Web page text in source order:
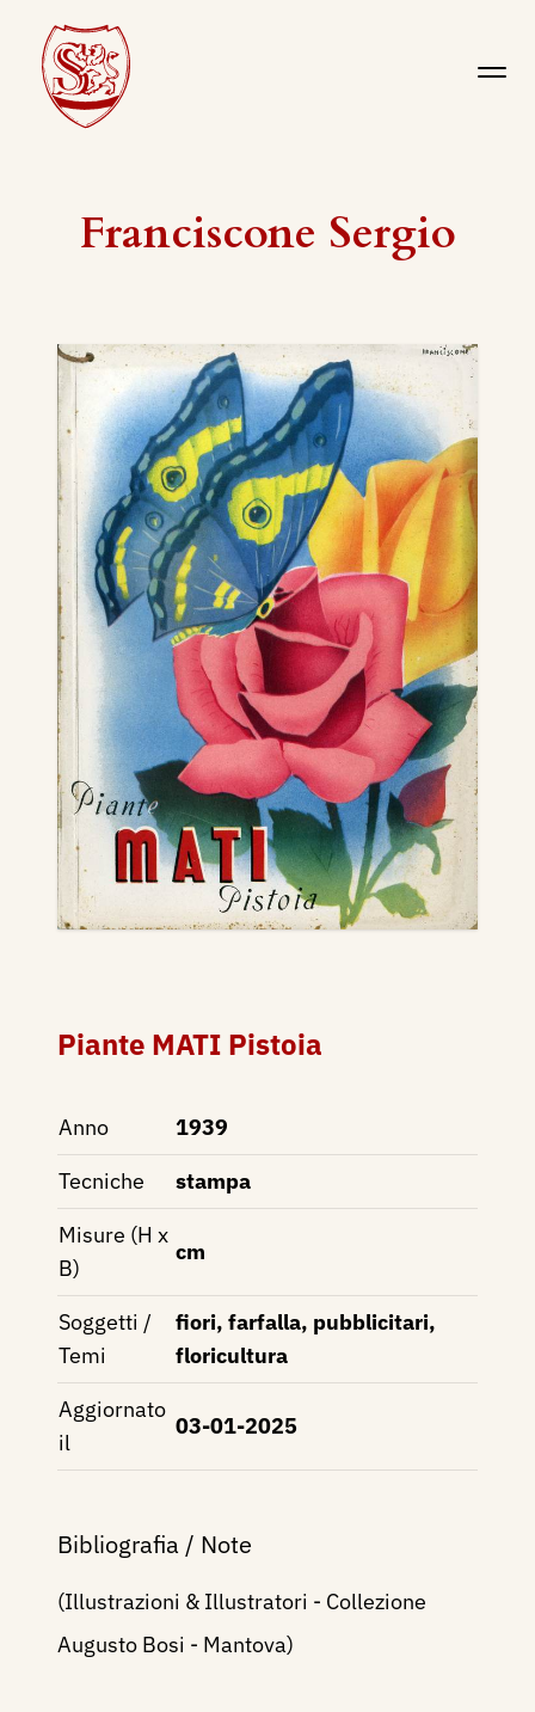
Franciscone Sergio
Piante MATI Pistoia
Anno
1939
Tecniche
stampa
Misure (H x
B)
cm
Soggetti /
Temi
fiori, farfalla, pubblicitari,
floricultura
Aggiornato
il
03-01-2025
Bibliografia / Note
(Illustrazioni & Illustratori - Collezione
Augusto Bosi - Mantova)